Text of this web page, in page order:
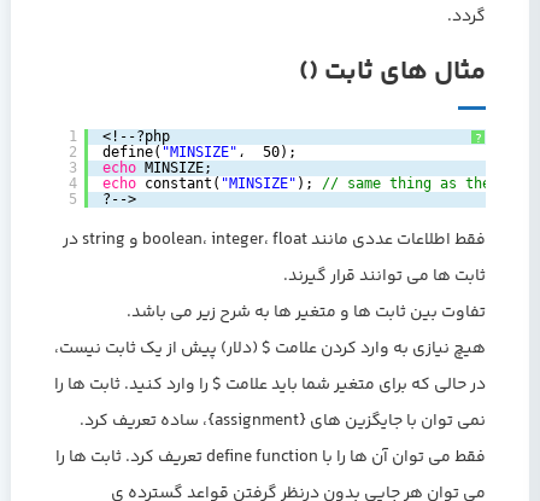
گردد.
مثال های ثابت ()
?
1
2
3
4
5
‎<!--?php‎
define( "MINSIZE"
‎، ‏‎ 50);‎
echo MINSIZE;‎
echo constant( "MINSIZE" ); // same thing as the
‎?-->‎
فقط اطلاعات عددی مانند boolean، integer، float و string در
ثابت ها می توانند قرار گیرند.
تفاوت بین ثابت ها و متغیر ها به شرح زیر می باشد.
هیچ نیازی به وارد کردن علامت $ (دلار) پیش از یک ثابت نیست،
در حالی که برای متغیر شما باید علامت ‎$‎ را وارد کنید. ثابت ها را
نمی توان با جایگزین های {assignment}، ساده تعریف کرد.
فقط می توان آن ها را با define function تعریف کرد. ثابت ها را
می توان هر جایی بدون درنظر گرفتن قواعد گسترده ی